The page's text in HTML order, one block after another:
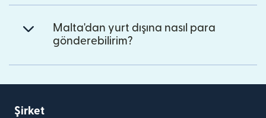
Malta'dan yurt dışına nasıl para
gönderebilirim?
Şirket